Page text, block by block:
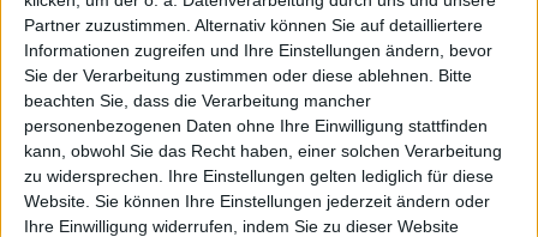
Partner zuzustimmen. Alternativ können Sie auf detailliertere
Informationen zugreifen und Ihre Einstellungen ändern, bevor
Sie der Verarbeitung zustimmen oder diese ablehnen.
Bitte
beachten Sie, dass die Verarbeitung mancher
personenbezogenen Daten ohne Ihre Einwilligung stattfinden
kann, obwohl Sie das Recht haben, einer solchen Verarbeitung
zu widersprechen. Ihre Einstellungen gelten lediglich für diese
Website. Sie können Ihre Einstellungen jederzeit ändern oder
Ihre Einwilligung widerrufen, indem Sie zu dieser Website